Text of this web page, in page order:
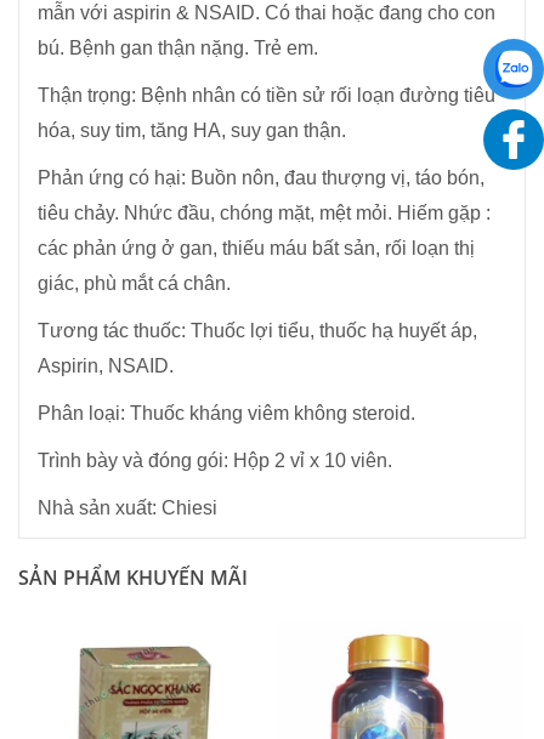
mẫn với aspirin & NSAID. Có thai hoặc đang cho con
bú. Bệnh gan thận nặng. Trẻ em.
Thận trọng: Bệnh nhân có tiền sử rối loạn đường tiêu
hóa, suy tim, tăng HA, suy gan thận.
Phản ứng có hại: Buồn nôn, đau thượng vị, táo bón,
tiêu chảy. Nhức đầu, chóng mặt, mệt mỏi. Hiếm gặp :
các phản ứng ở gan, thiếu máu bất sản, rối loạn thị
giác, phù mắt cá chân.
Tương tác thuốc: Thuốc lợi tiểu, thuốc hạ huyết áp,
Aspirin, NSAID.
Phân loại: Thuốc kháng viêm không steroid.
Trình bày và đóng gói: Hộp 2 vỉ x 10 viên.
Nhà sản xuất: Chiesi
SẢN PHẨM KHUYẾN MÃI